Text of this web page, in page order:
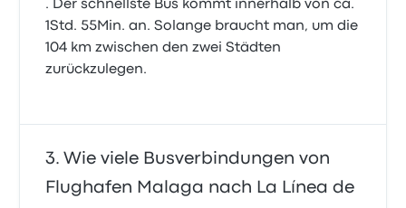
. Der schnellste Bus kommt innerhalb von ca.
1Std. 55Min. an. Solange braucht man, um die
104 km zwischen den zwei Städten
zurückzulegen.
Wie viele Busverbindungen von
Flughafen Malaga nach La Línea de